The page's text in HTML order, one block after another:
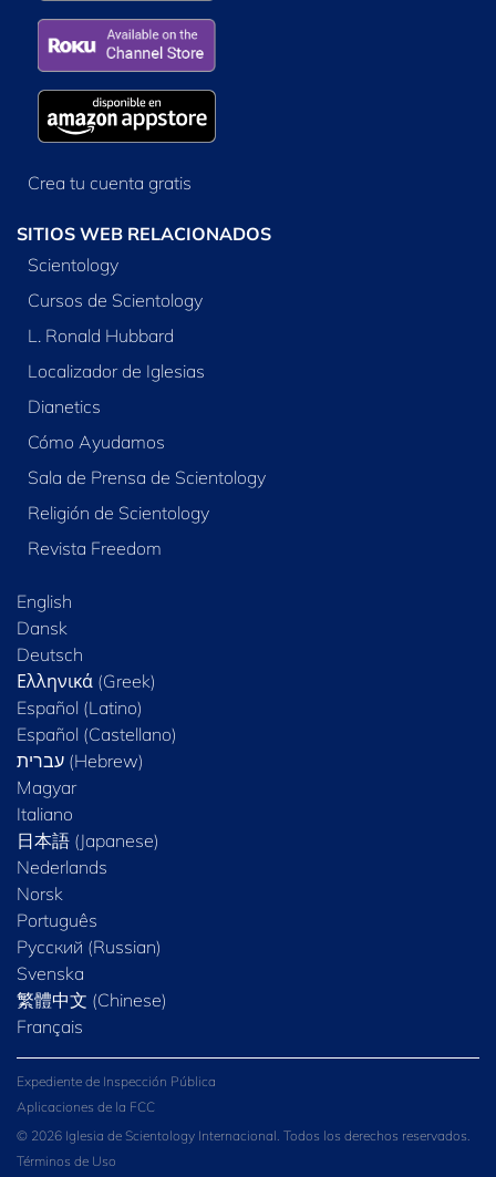
Crea tu cuenta gratis
SITIOS WEB RELACIONADOS
Scientology
Cursos de Scientology
L. Ronald Hubbard
Localizador de Iglesias
Dianetics
Cómo Ayudamos
Sala de Prensa de Scientology
Religión de Scientology
Revista Freedom
English
Dansk
Deutsch
Ελληνικά (Greek)
Español (Latino)
Español (Castellano)
Magyar
Italiano
日本語 (Japanese)
Nederlands
Norsk
Português
Русский (Russian)
Svenska
繁體中文 (Chinese)
Français
Expediente de Inspección Pública
Aplicaciones de la FCC
© 2026 Iglesia de Scientology Internacional. Todos los derechos reservados.
Términos de Uso